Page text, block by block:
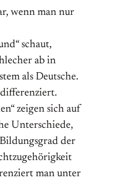
wenn man nur
schaut,
ab in
als Deutsche.
zeigen sich auf
Unterschiede,
der
man unter